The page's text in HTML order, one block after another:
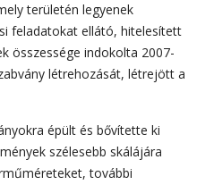
területén legyenek
feladatokat ellátó, hitelesített
összessége indokolta 2007-
létrehozását, létrejött a
épült és bővítette ki
szélesebb skálájára
további